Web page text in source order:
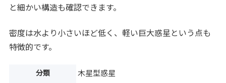
と細かい構造も確認できます。
密度は水より小さいほど低く、軽い巨大惑星という点も
特徴的です。
分類 木星型惑星